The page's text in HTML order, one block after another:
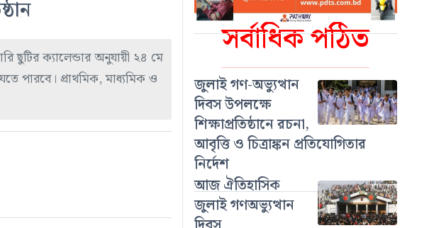
সর্বাধিক পঠিত
জুলাই গণ-অভ্যুত্থান
দিবস উপলক্ষে
শিক্ষাপ্রতিষ্ঠানে রচনা,
আবৃত্তি ও চিত্রাঙ্কন প্রতিযোগিতার
নির্দেশ
আজ ঐতিহাসিক
জুলাই গণঅভ্যুত্থান
ছুটির ক্যালেন্ডার অনুযায়ী ২৪ মে
পারবে। প্রাথমিক, মাধ্যমিক ও